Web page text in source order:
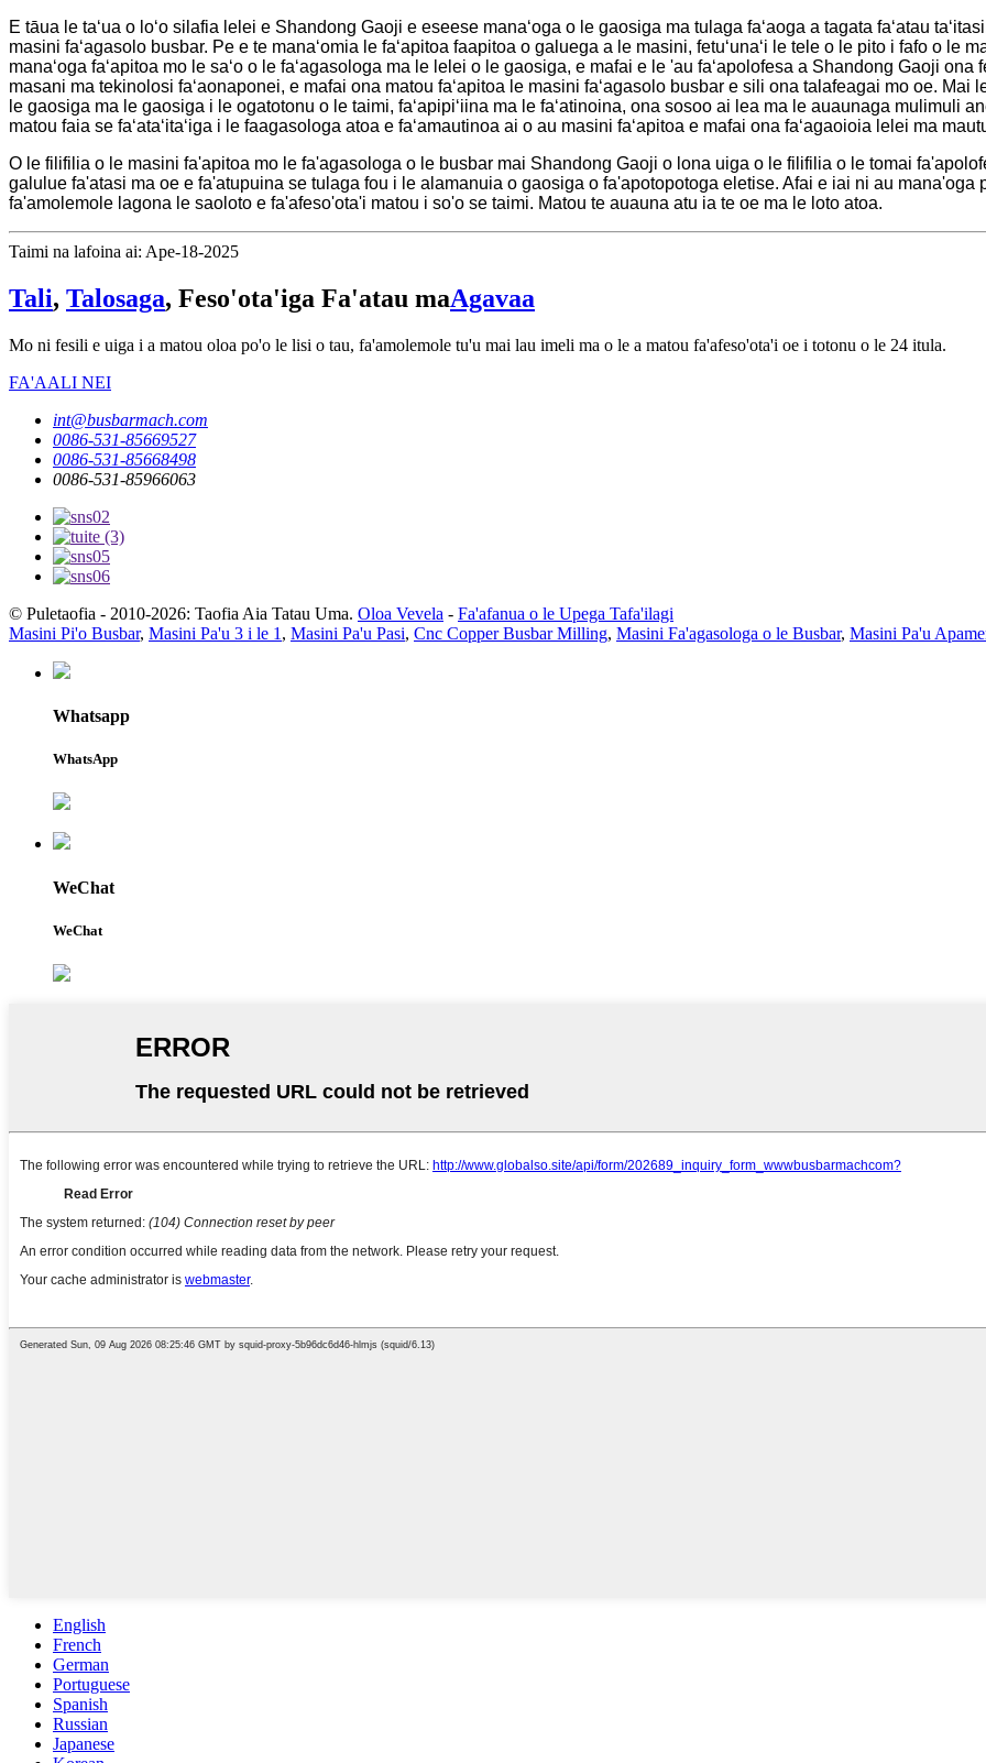
E tāua le taʻua o loʻo silafia lelei e Shandong Gaoji e eseese manaʻoga o le gaosiga ma tulaga faʻaoga a tagata faʻatau
masini faʻagasolo busbar. Pe e te manaʻomia le faʻapitoa faapitoa o galuega a le masini, fetuʻunaʻi le tele o le pito i fafo o le
manaʻoga faʻapitoa mo le saʻo o le faʻagasologa ma le lelei o le gaosiga, e mafai e le 'au faʻapolofesa a Shandong Gaoji
masani ma tekinolosi faʻaonaponei, e mafai ona matou faʻapitoa le masini faʻagasolo busbar e sili ona talafeagai mo oe. Mai
le gaosiga ma le gaosiga i le ogatotonu o le taimi, faʻapipiʻiina ma le faʻatinoina, ona sosoo ai lea ma le auaunaga mulimuli
matou faia se faʻataʻitaʻiga i le faagasologa atoa e faʻamautinoa ai o au masini faʻapitoa e mafai ona faʻagaoioia lelei ma
O le filifilia o le masini fa'apitoa mo le fa'agasologa o le busbar mai Shandong Gaoji o lona uiga o le filifilia o le tomai
galulue fa'atasi ma oe e fa'atupuina se tulaga fou i le alamanuia o gaosiga o fa'apotopotoga eletise. Afai e iai ni au
fa'amolemole lagona le saoloto e fa'afeso'ota'i matou i so'o se taimi. Matou te auauna atu ia te oe ma le loto atoa.
Taimi na lafoina ai: Ape-18-2025
Tali, Talosaga, Feso'ota'iga Fa'atau maAgavaa
Mo ni fesili e uiga i a matou oloa po'o le lisi o tau, fa'amolemole tu'u mai lau imeli ma o le a matou fa'afeso'ota'i oe i totonu o le 24 itula.
FA'AALI NEI
int@busbarmach.com
0086-531-85669527
0086-531-85668498
0086-531-85966063
© Puletaofia - 2010-2026: Taofia Aia Tatau Uma. Oloa Vevela - Fa'afanua o le Upega Tafa'ilagi
Masini Pi'o Busbar, Masini Pa'u 3 i le 1 , Masini Pa'u Pasi, Cnc Copper Busbar Milling, Masini Fa'agasologa o le Busbar, Masini Pa'u
Whatsapp
WhatsApp
WeChat
WeChat
English
French
German
Portuguese
Spanish
Russian
Japanese